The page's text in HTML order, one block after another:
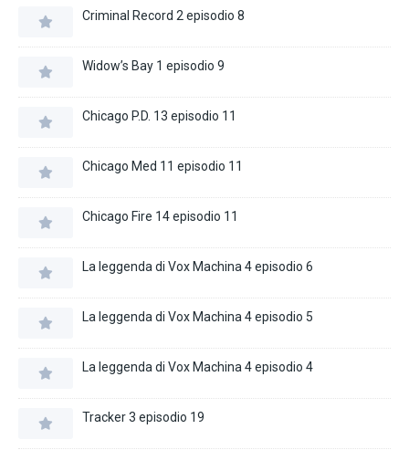
Criminal Record 2 episodio 8
Widow’s Bay 1 episodio 9
Chicago P.D. 13 episodio 11
Chicago Med 11 episodio 11
Chicago Fire 14 episodio 11
La leggenda di Vox Machina 4 episodio 6
La leggenda di Vox Machina 4 episodio 5
La leggenda di Vox Machina 4 episodio 4
Tracker 3 episodio 19